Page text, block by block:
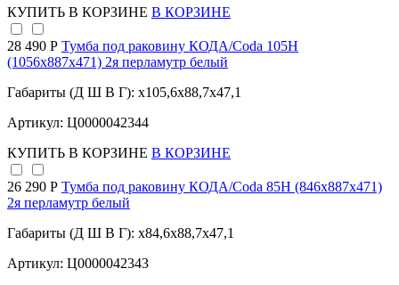
КУПИТЬ В КОРЗИНЕ В КОРЗИНЕ
28 490 Р Тумба под раковину КОДА/Coda 105Н
(1056х887х471) 2я перламутр белый
Габариты (Д Ш В Г): x105,6x88,7x47,1
Артикул: Ц0000042344
КУПИТЬ В КОРЗИНЕ В КОРЗИНЕ
26 290 Р Тумба под раковину КОДА/Coda 85Н (846х887х471)
2я перламутр белый
Габариты (Д Ш В Г): x84,6x88,7x47,1
Артикул: Ц0000042343